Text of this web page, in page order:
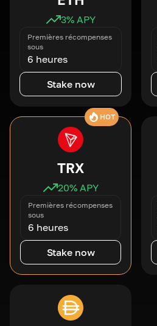
3% APY
Premières récompenses
sous
6 heures
Stake now
HOT
TRX
20% APY
Premières récompenses
sous
6 heures
Stake now